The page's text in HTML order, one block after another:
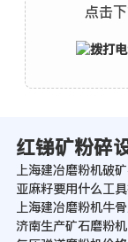
点击
红锑矿粉碎
上海建冶磨粉机破
亚麻籽要用什么工
上海建冶磨粉机牛
济南生产矿石磨粉机